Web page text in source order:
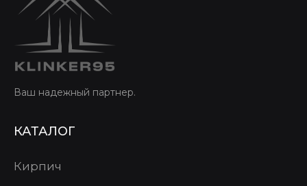
Ваш надежный партнер.
КАТАЛОГ
Кирпич